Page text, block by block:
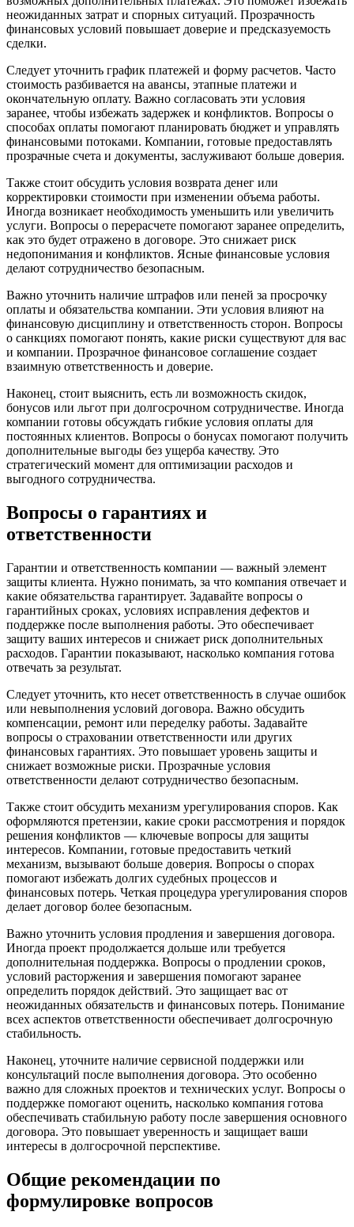
неожиданных затрат и спорных ситуаций. Прозрачность
финансовых условий повышает доверие и предсказуемость
сделки.
Следует уточнить график платежей и форму расчетов. Часто
стоимость разбивается на авансы, этапные платежи и
окончательную оплату. Важно согласовать эти условия
заранее, чтобы избежать задержек и конфликтов. Вопросы о
способах оплаты помогают планировать бюджет и управлять
финансовыми потоками. Компании, готовые предоставлять
прозрачные счета и документы, заслуживают больше доверия.
Также стоит обсудить условия возврата денег или
корректировки стоимости при изменении объема работы.
Иногда возникает необходимость уменьшить или увеличить
услуги. Вопросы о перерасчете помогают заранее определить,
как это будет отражено в договоре. Это снижает риск
недопонимания и конфликтов. Ясные финансовые условия
делают сотрудничество безопасным.
Важно уточнить наличие штрафов или пеней за просрочку
оплаты и обязательства компании. Эти условия влияют на
финансовую дисциплину и ответственность сторон. Вопросы
о санкциях помогают понять, какие риски существуют для вас
и компании. Прозрачное финансовое соглашение создает
взаимную ответственность и доверие.
Наконец, стоит выяснить, есть ли возможность скидок,
бонусов или льгот при долгосрочном сотрудничестве. Иногда
компании готовы обсуждать гибкие условия оплаты для
постоянных клиентов. Вопросы о бонусах помогают получить
дополнительные выгоды без ущерба качеству. Это
стратегический момент для оптимизации расходов и
выгодного сотрудничества.
Вопросы о гарантиях и
ответственности
Гарантии и ответственность компании — важный элемент
защиты клиента. Нужно понимать, за что компания отвечает и
какие обязательства гарантирует. Задавайте вопросы о
гарантийных сроках, условиях исправления дефектов и
поддержке после выполнения работы. Это обеспечивает
защиту ваших интересов и снижает риск дополнительных
расходов. Гарантии показывают, насколько компания готова
отвечать за результат.
Следует уточнить, кто несет ответственность в случае ошибок
или невыполнения условий договора. Важно обсудить
компенсации, ремонт или переделку работы. Задавайте
вопросы о страховании ответственности или других
финансовых гарантиях. Это повышает уровень защиты и
снижает возможные риски. Прозрачные условия
ответственности делают сотрудничество безопасным.
Также стоит обсудить механизм урегулирования споров. Как
оформляются претензии, какие сроки рассмотрения и порядок
решения конфликтов — ключевые вопросы для защиты
интересов. Компании, готовые предоставить четкий
механизм, вызывают больше доверия. Вопросы о спорах
помогают избежать долгих судебных процессов и
финансовых потерь. Четкая процедура урегулирования споров
делает договор более безопасным.
Важно уточнить условия продления и завершения договора.
Иногда проект продолжается дольше или требуется
дополнительная поддержка. Вопросы о продлении сроков,
условий расторжения и завершения помогают заранее
определить порядок действий. Это защищает вас от
неожиданных обязательств и финансовых потерь. Понимание
всех аспектов ответственности обеспечивает долгосрочную
стабильность.
Наконец, уточните наличие сервисной поддержки или
консультаций после выполнения договора. Это особенно
важно для сложных проектов и технических услуг. Вопросы о
поддержке помогают оценить, насколько компания готова
обеспечивать стабильную работу после завершения основного
договора. Это повышает уверенность и защищает ваши
интересы в долгосрочной перспективе.
Общие рекомендации по
формулировке вопросов